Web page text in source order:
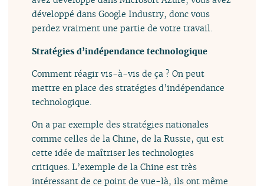
développé dans Google Industry, donc vous
perdez vraiment une partie de votre travail.
Stratégies d’indépendance technologique
Comment réagir vis-à-vis de ça ? On peut
mettre en place des stratégies d’indépendance
technologique.
On a par exemple des stratégies nationales
comme celles de la Chine, de la Russie, qui est
cette idée de maîtriser les technologies
critiques. L’exemple de la Chine est très
intéressant de ce point de vue-là, ils ont même